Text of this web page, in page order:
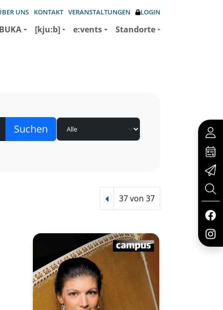
UNS KONTAKT VERANSTALTUNGEN LOGIN
[kju:b] e:vents Standorte
Vorheriger Treffer
37 von 37